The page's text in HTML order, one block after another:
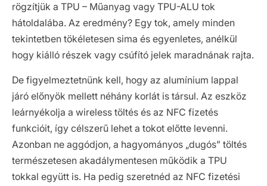
rögzítjük a TPU – Műanyag vagy TPU-ALU tok
hátoldalába. Az eredmény? Egy tok, amely minden
tekintetben tökéletesen sima és egyenletes, anélkül
hogy kiálló részek vagy csúfító jelek maradnának rajta.
De figyelmeztetnünk kell, hogy az alumínium lappal
járó előnyök mellett néhány korlát is társul. Az eszköz
leárnyékolja a wireless töltés és az NFC fizetés
funkcióit, így célszerű lehet a tokot előtte levenni.
Azonban ne aggódjon, a hagyományos „dugós” töltés
természetesen akadálymentesen működik a TPU
tokkal együtt is. Ha pedig szeretnéd az NFC fizetési